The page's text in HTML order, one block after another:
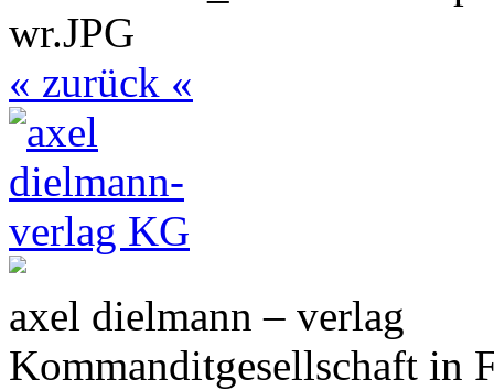
« zurück «
axel dielmann – verlag
Kommanditgesellschaft in